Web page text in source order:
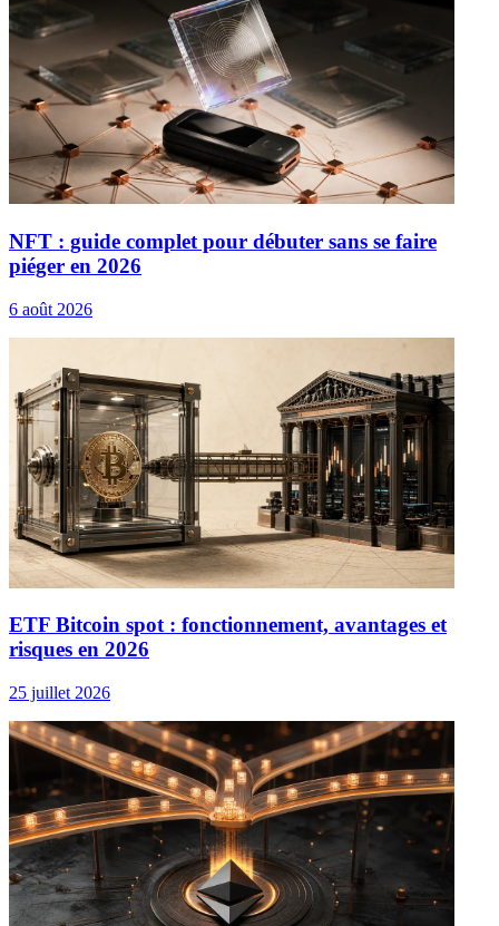
NFT : guide complet pour débuter sans se faire
piéger en 2026
6 août 2026
ETF Bitcoin spot : fonctionnement, avantages et
risques en 2026
25 juillet 2026